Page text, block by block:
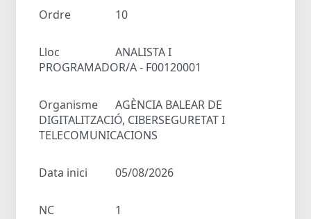
Ordre 10
Lloc
ANALISTA I
PROGRAMADOR/A - F00120001
Organisme
AGÈNCIA BALEAR DE
DIGITALITZACIÓ, CIBERSEGURETAT I
TELECOMUNICACIONS
Data inici 05/08/2026
NC 1